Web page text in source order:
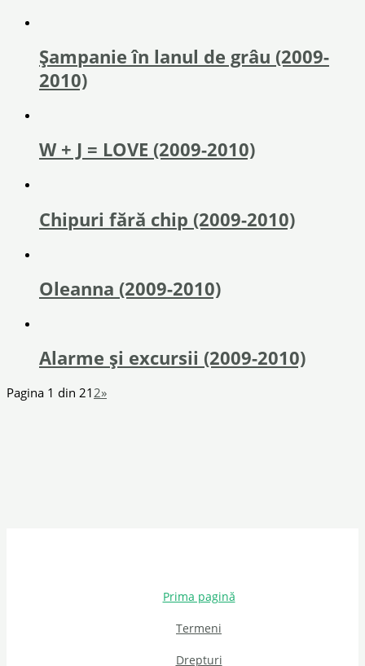
Şampanie în lanul de grâu (2009-
2010)
W + J = LOVE (2009-2010)
Chipuri fără chip (2009-2010)
Oleanna (2009-2010)
Alarme şi excursii (2009-2010)
Pagina 1 din 212»
Prima pagină
Termeni
Drepturi